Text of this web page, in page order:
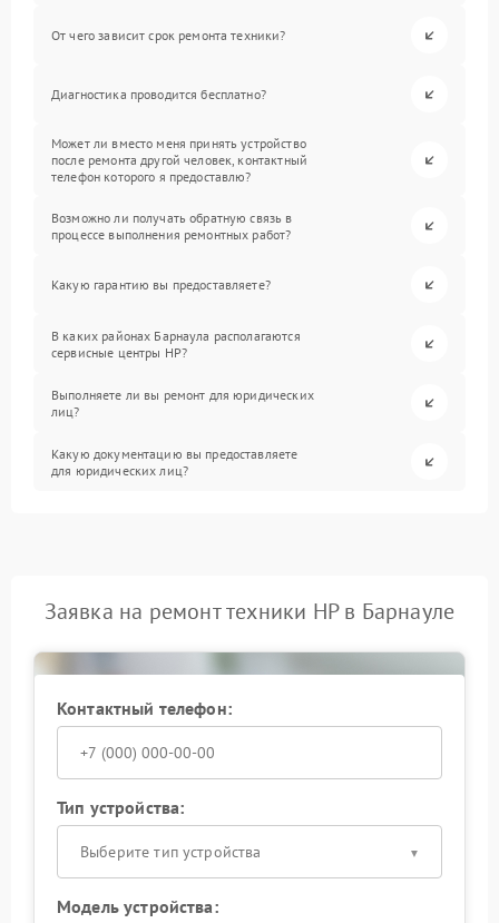
От чего зависит срок ремонта техники?
Диагностика проводится бесплатно?
Может ли вместо меня принять устройство
после ремонта другой человек, контактный
телефон которого я предоставлю?
Возможно ли получать обратную связь в
процессе выполнения ремонтных работ?
Какую гарантию вы предоставляете?
В каких районах Барнаула располагаются
сервисные центры HP?
Выполняете ли вы ремонт для юридических
лиц?
Какую документацию вы предоставляете
для юридических лиц?
Заявка на ремонт техники HP в Барнауле
Контактный телефон:
Тип устройства:
Выберите тип устройства
Модель устройства: